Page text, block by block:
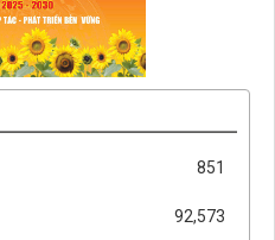
851
92,573